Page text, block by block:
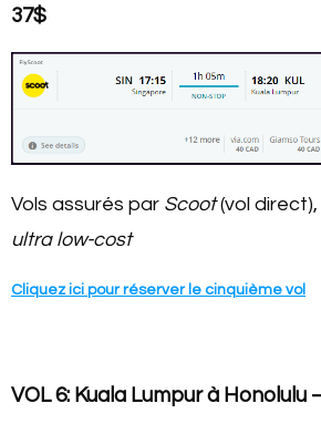
37$
Vols assurés par Scoot(vol
ultra low-cost
Cliquez ici pour réserver le cinquième vol
VOL 6: Kuala Lumpur à Honolulu